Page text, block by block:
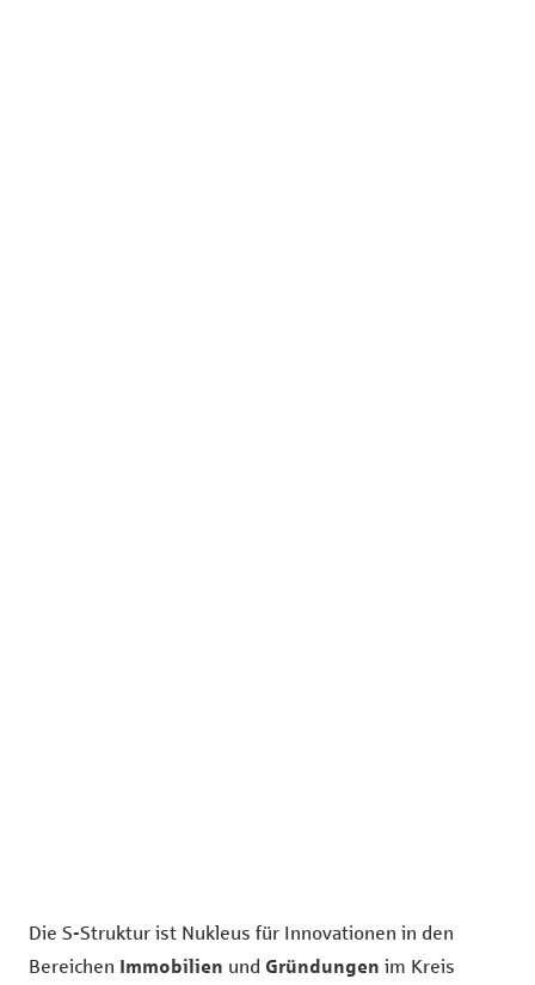
Die S-Struktur ist Nukleus für Innovationen in den
Bereichen Immobilien und Gründungen im Kreis